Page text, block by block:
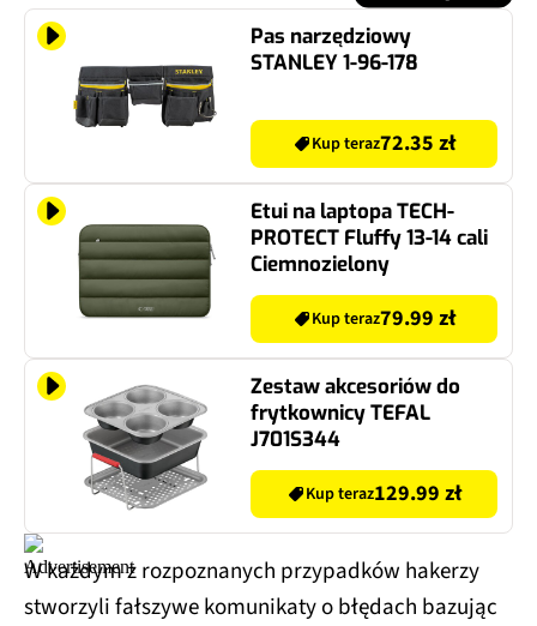
Pas narzędziowy
STANLEY 1-96-178
Kup teraz72.35 zł
Etui na laptopa TECH-
PROTECT Fluffy 13-14 cali
Ciemnozielony
Kup teraz79.99 zł
Zestaw akcesoriów do
frytkownicy TEFAL
J701S344
Kup teraz129.99 zł
W każdym z rozpoznanych przypadków hakerzy
stworzyli fałszywe komunikaty o błędach bazując